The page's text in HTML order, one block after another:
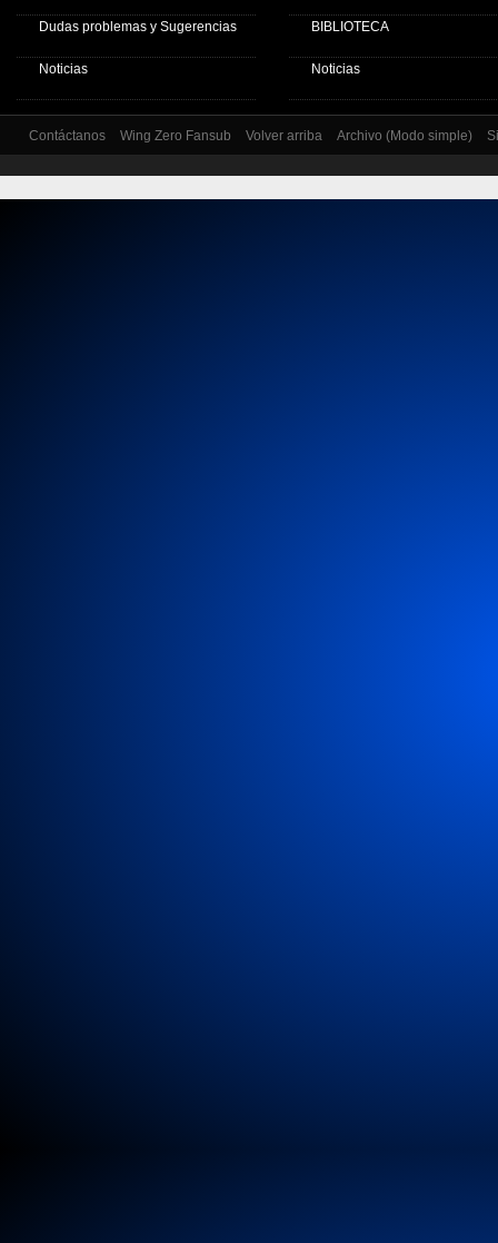
Dudas problemas y Sugerencias
Noticias
BIBLIOTECA
Noticias
Contáctanos Wing Zero Fansub Volver arriba Archivo (Modo simple)